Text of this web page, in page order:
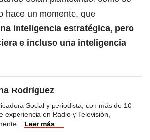
hace un momento, que
inteligencia estratégica, pero
e incluso una inteligencia
Rodríguez
Social y periodista, con más de 10
experiencia en Radio y Televisión,
Leer más